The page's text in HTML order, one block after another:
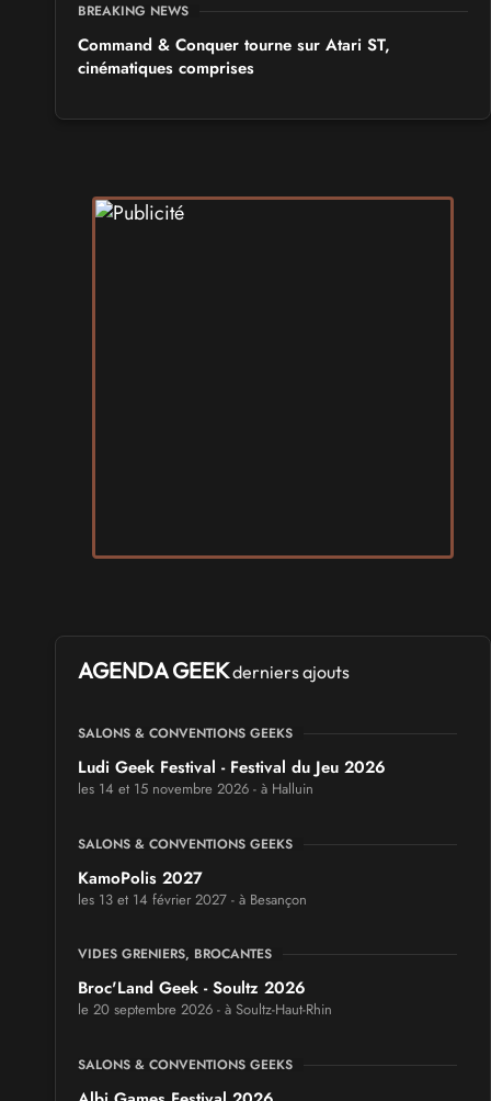
BREAKING NEWS
Command & Conquer tourne sur Atari ST,
cinématiques comprises
AGENDA GEEKderniers ajouts
SALONS & CONVENTIONS GEEKS
Ludi Geek Festival - Festival du Jeu 2026
les 14 et 15 novembre 2026 - à Halluin
SALONS & CONVENTIONS GEEKS
KamoPolis 2027
les 13 et 14 février 2027 - à Besançon
VIDES GRENIERS, BROCANTES
Broc'Land Geek - Soultz 2026
le 20 septembre 2026 - à Soultz-Haut-Rhin
SALONS & CONVENTIONS GEEKS